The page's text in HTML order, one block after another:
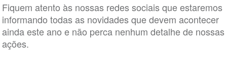
Fiquem atento às nossas redes sociais que estaremos
informando todas as novidades que devem acontecer
ainda este ano e não perca nenhum detalhe de nossas
ações.